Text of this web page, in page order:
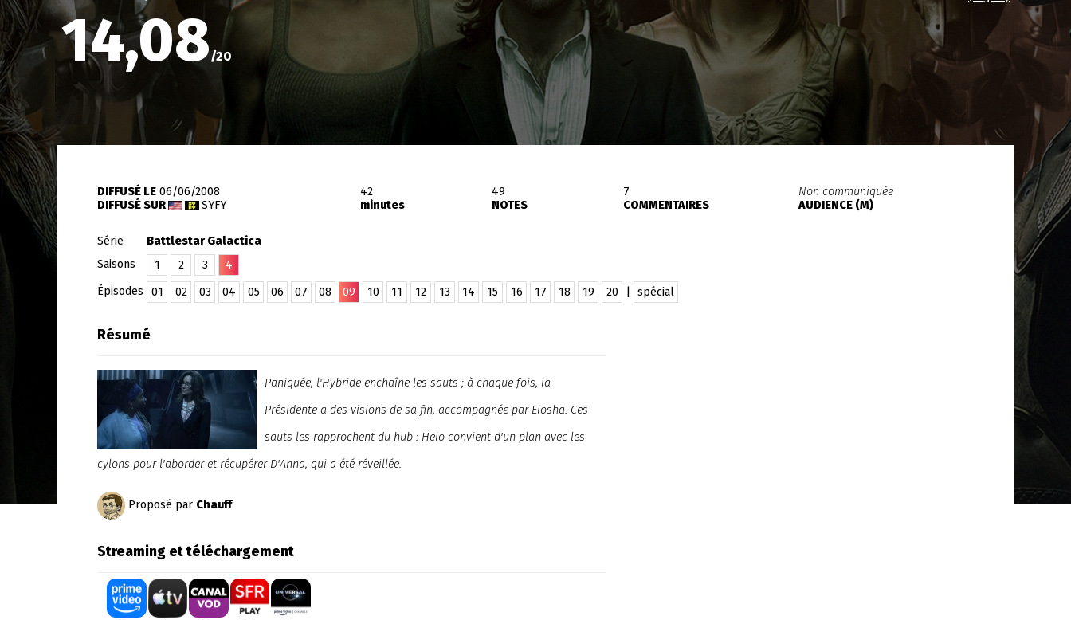
14,08/20
DIFFUSÉ LE 06/06/2008
DIFFUSÉ SUR
SYFY
42
minutes
49
NOTES
7
COMMENTAIRES
Non communiquée
AUDIENCE (M)
Série
Battlestar Galactica
Saisons
1 2 3
4
Épisodes
01 02 03 04 05 06 07 08 09 10 11 12 13 14 15 16 17 18 19 20 spécial
Résumé
Paniquée, l'Hybride enchaîne les sauts ; à chaque fois, la
Présidente a des visions de sa fin, accompagnée par Elosha. Ces
sauts les rapprochent du hub : Helo convient d'un plan avec les
cylons pour l'aborder et récupérer D'Anna, qui a été réveillée.
Proposé par Chauff
Streaming et téléchargement